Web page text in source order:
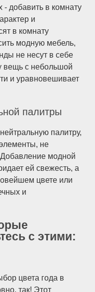
добавить в комнату
и
в комнату
модную мебель,
не несут в себе
вещь с небольшой
и уравновешивает
палитры
палитру,
не
модной
ей свежесть, а
цвете или
и
с этими:
цвета года в
так! Этот